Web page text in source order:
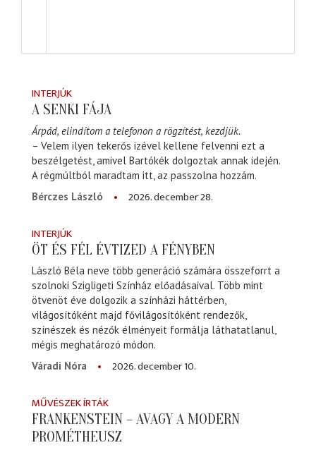
INTERJÚK
A SENKI FÁJA
Árpád, elindítom a telefonon a rögzítést, kezdjük.
– Velem ilyen tekerős izével kellene felvenni ezt a
beszélgetést, amivel Bartókék dolgoztak annak idején.
A régmúltból maradtam itt, az passzolna hozzám.
Bérczes László
2026. december 28.
INTERJÚK
ÖT ÉS FÉL ÉVTIZED A FÉNYBEN
László Béla neve több generáció számára összeforrt a
szolnoki Szigligeti Színház előadásaival. Több mint
ötvenöt éve dolgozik a színházi háttérben,
világosítóként majd fővilágosítóként rendezők,
színészek és nézők élményeit formálja láthatatlanul,
mégis meghatározó módon.
Váradi Nóra
2026. december 10.
MŰVÉSZEK ÍRTÁK
FRANKENSTEIN – AVAGY A MODERN
PROMÉTHEUSZ